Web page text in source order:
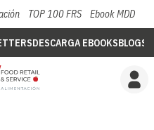
TOP 100 FRS Ebook MDD
DESCARGA EBOOKSBLOGS